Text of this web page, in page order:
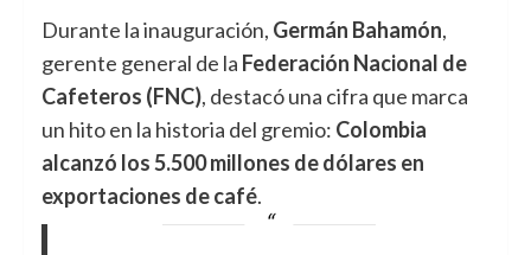
Durante la inauguración, Germán Bahamón,
gerente general de la Federación Nacional de
Cafeteros (FNC), destacó una cifra que marca
un hito en la historia del gremio: Colombia
alcanzó los 5.500 millones de dólares en
exportaciones de café.